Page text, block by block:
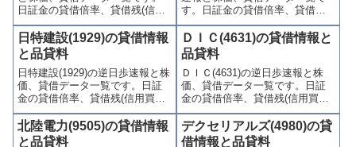
日証金の貸借倍率、貸借残(信用
買残、信用売残)、品貸料(逆日
歩)、東証の週末残高、規制(注意
喚起・申込停止)など、空売り関
連情報を集計し、図解でわかり
やすくまとめて掲載していま
す。
す。日証金の貸借倍率、貸借残
(信用買残、信用売残)、品貸料
(逆日歩)、東証の週末残高、規制
(注意喚起・申込停止)など、空売
り関連情報を集計し、図解でわ
かりやすくまとめて掲載してい
ます。
日特建設(1929)の貸借情報
と品貸料
日特建設(1929)の逆日歩速報と株
価、貸借データ一覧です。日証
金の貸借倍率、貸借残(信用買
残、信用売残)、品貸料(逆日
歩)、東証の週末残高、規制(注意
喚起・申込停止)など、空売り関
ＤＩＣ(4631)の貸借情報と
品貸料
ＤＩＣ(4631)の逆日歩速報と株
価、貸借データ一覧です。日証
金の貸借倍率、貸借残(信用買
残、信用売残)、品貸料(逆日
歩)、東証の週末残高、規制(注意
喚起・申込停止)など、空売り関
北陸電力(9505)の貸借情報
と品貸料
デクセリアルズ(4980)の貸
借情報と品貸料